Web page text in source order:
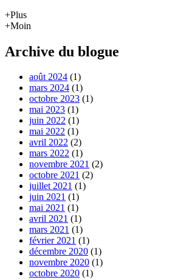
+Plus
+Moin
Archive du blogue
août 2024 (1)
mars 2024 (1)
octobre 2023 (1)
mai 2023 (1)
juin 2022 (1)
mai 2022 (1)
avril 2022 (2)
mars 2022 (1)
novembre 2021 (2)
octobre 2021 (2)
juillet 2021 (1)
juin 2021 (1)
mai 2021 (1)
avril 2021 (1)
mars 2021 (1)
février 2021 (1)
décembre 2020 (1)
novembre 2020 (1)
octobre 2020 (1)